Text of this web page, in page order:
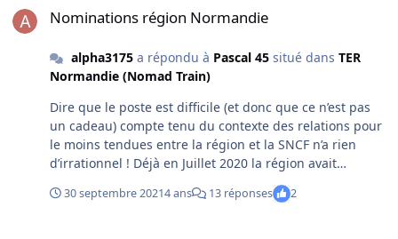
la-chaudiere-de-la-141-c-623.html Image d’illustration :
Photo provenant du rapport original de G. Chan.
aimable autorisation.
Nominations région Normandie
alpha3175a répondu à Pascal 45situé dans TER
Normandie (Nomad Train)
Dire que le poste est difficile (et donc que ce n’est pas
un cadeau) compte tenu du contexte des relations pour
le moins tendues entre la région et la SNCF n’a rien
d’irrationnel ! Déjà en Juillet 2020 la région avait
suspendu ses paiements en raison de la qualité de
service qu’elle jugeait insuffisante. Bis repetita fin juillet
30 septembre 20214 ans 13 réponses 2